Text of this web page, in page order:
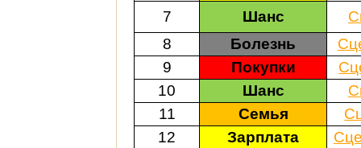
7
Шанс
8
Болезнь
9
Покупки
10
Шанс
11
Семья
12
Зарплата